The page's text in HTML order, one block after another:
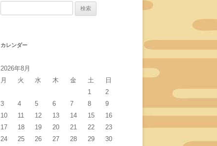
カレンダー
2026年8月
月
火 水 木 金 土
日
1
2
3
4 5 6 7 8
9
10
11 12 13 14 15
16
17
18 19 20 21 22
23
24
25 26 27 28 29
30